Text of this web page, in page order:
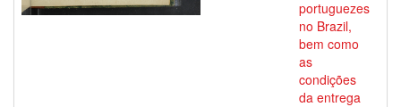
portuguezes
no Brazil,
bem como
as
condições
da entrega